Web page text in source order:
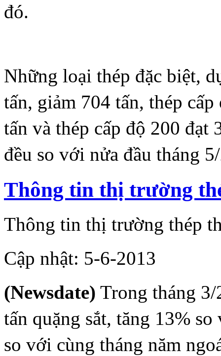
đó.
Những loại thép đặc biệt,
tấn, giảm 704 tấn, thép
tấn và thép cấp độ 200 đạt
đều so với nửa đầu tháng
Thông tin thị trường
Thông tin thị trường thép
Cập nhật: 5-6-2013
(Newsdate) Trong tháng
tấn quặng sắt, tăng 13%
so với cùng tháng năm